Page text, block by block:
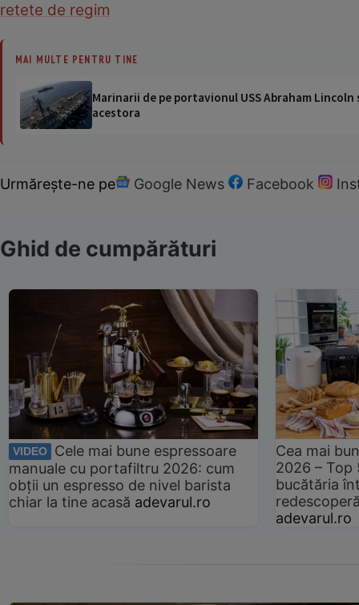
retete de regim
MAI MULTE PENTRU TINE
Marinarii de pe portavionul USS Abraham
acestora
Urmărește-ne pe Google News Facebook
Ghid de cumpărături
VIDEO
Cele mai bune espressoare
manuale cu portafiltru 2026: cum
obții un espresso de nivel barista
chiar la tine acasă adevarul.ro
Cea mai
2026 –
bucătăria
adevarul.ro